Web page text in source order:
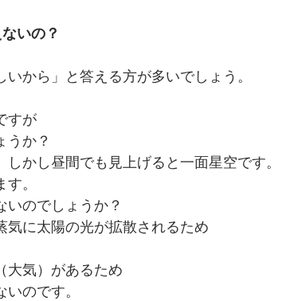
いの？
から」と答える方が多いでしょう。
すが
うか？
かし昼間でも見上げると一面星空です。
。
のでしょうか？
に太陽の光が拡散されるため
大気）があるため
のです。